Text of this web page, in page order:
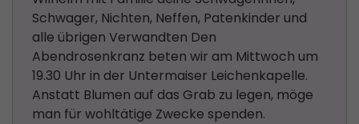
Schwager, Nichten, Neffen, Patenkinder und
alle übrigen Verwandten Den
Abendrosenkranz beten wir am Mittwoch um
19.30 Uhr in der Untermaiser Leichenkapelle.
Anstatt Blumen auf das Grab zu legen, möge
man für wohltätige Zwecke spenden.